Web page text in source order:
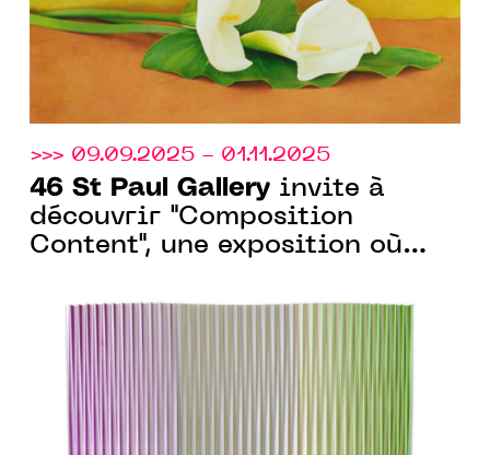
>>> 09.09.2025 - 01.11.2025
46 St Paul Gallery invite à
découvrir "Composition
Content", une exposition où